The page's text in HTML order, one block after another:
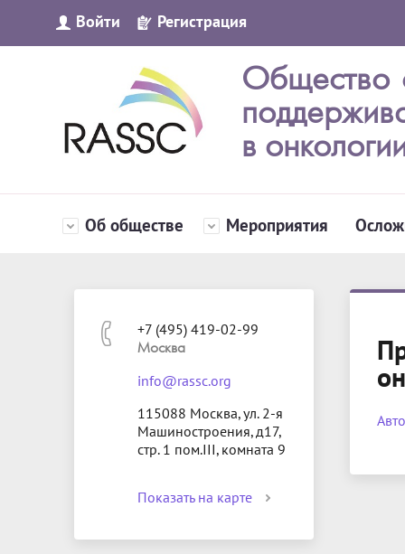
Войти Регистрация
Общество
в
Об обществе Мероприятия
+7 (495) 419-02-99
Москва
info@rassc.org
115088 Москва, ул. 2-я
Машиностроения, д17,
стр. 1 пом.III, комната 9
Показать на карте